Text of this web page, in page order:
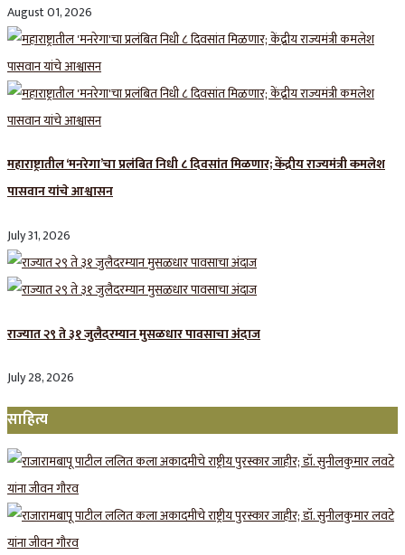
August 01, 2026
महाराष्ट्रातील ‘मनरेगा’चा प्रलंबित निधी ८ दिवसांत मिळणार; केंद्रीय राज्यमंत्री कमलेश
पासवान यांचे आश्वासन
July 31, 2026
राज्यात २९ ते ३१ जुलैदरम्यान मुसळधार पावसाचा अंदाज
July 28, 2026
साहित्य